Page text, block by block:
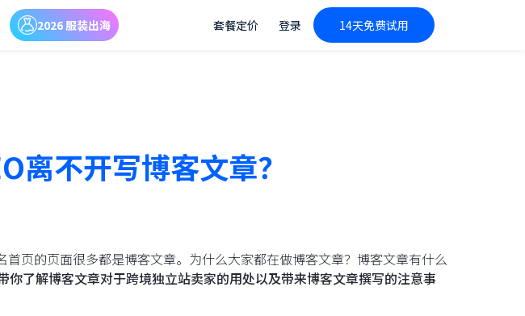
2026 服装出海 套餐定价 登录 14天免费试用
离不开写博客文章？
页的页面很多都是博客文章。为什么大家都在做博客文章？博客文章有什么
你了解博客文章对于跨境独立站卖家的用处以及带来博客文章撰写的注意事